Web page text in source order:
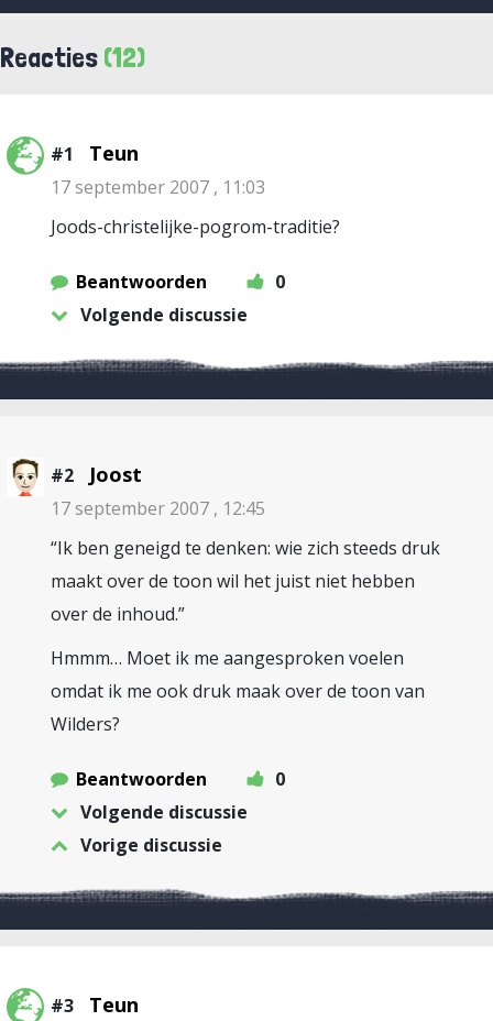
Reacties (12)
#1 Teun
17 september 2007 , 11:03
Joods-christelijke-pogrom-traditie?
Beantwoorden
0
Volgende discussie
#2 Joost
17 september 2007 , 12:45
“Ik ben geneigd te denken: wie zich steeds druk
maakt over de toon wil het juist niet hebben
over de inhoud.”
Hmmm… Moet ik me aangesproken voelen
omdat ik me ook druk maak over de toon van
Wilders?
Beantwoorden
0
Volgende discussie
Vorige discussie
#3 Teun